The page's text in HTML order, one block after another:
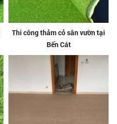
Thi công thảm cỏ sân vườn tại
Bến Cát